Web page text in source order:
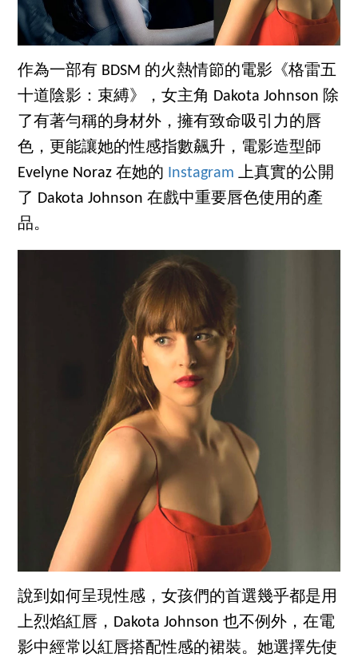
作為一部有 BDSM 的火熱情節的電影《格雷五
十道陰影：束縛》，女主角 Dakota Johnson 除
了有著勻稱的身材外，擁有致命吸引力的唇
色，更能讓她的性感指數飆升，電影造型師
Evelyne Noraz 在她的 Instagram 上真實的公開
了 Dakota Johnson 在戲中重要唇色使用的產
品。
說到如何呈現性感，女孩們的首選幾乎都是用
上烈焰紅唇，Dakota Johnson 也不例外，在電
影中經常以紅唇搭配性感的裙裝。她選擇先使